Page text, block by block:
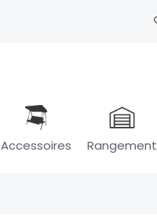
Accessoires Rangement